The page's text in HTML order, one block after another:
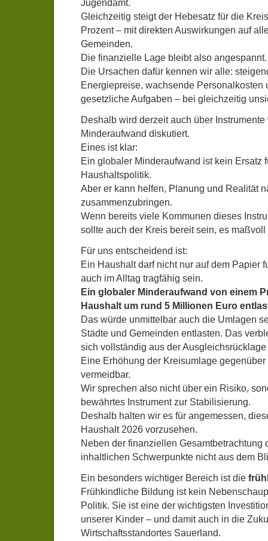
Jugendamt.
Gleichzeitig steigt der Hebesatz für die
Prozent – mit direkten Auswirkungen auf
Gemeinden.
Die finanzielle Lage bleibt also angespannt.
Die Ursachen dafür kennen wir alle:
Energiepreise, wachsende Personalkosten
gesetzliche Aufgaben – bei gleichzeitig
Deshalb wird derzeit auch über
Minderaufwand diskutiert.
Eines ist klar:
Ein globaler Minderaufwand ist kein Ersatz
Haushaltspolitik.
Aber er kann helfen, Planung und Realität
zusammenzubringen.
Wenn bereits viele Kommunen dieses
sollte auch der Kreis bereit sein, es
Für uns entscheidend ist:
Ein Haushalt darf nicht nur auf dem Papier
auch im Alltag tragfähig sein.
Ein globaler Minderaufwand von einem
Haushalt um rund 5 Millionen Euro
Das würde unmittelbar auch die Umlagen
Städte und Gemeinden entlasten. Das
sich vollständig aus der
Eine Erhöhung der Kreisumlage
vermeidbar.
Wir sprechen also nicht über ein Risiko,
bewährtes Instrument zur Stabilisierung.
Deshalb halten wir es für angemessen,
Haushalt 2026 vorzusehen.
Neben der finanziellen Gesamtbetrachtung
inhaltlichen Schwerpunkte nicht aus dem
Ein besonders wichtiger Bereich ist die
Frühkindliche Bildung ist kein
Politik. Sie ist eine der wichtigsten
unserer Kinder – und damit auch in die
Wirtschaftsstandortes Sauerland.